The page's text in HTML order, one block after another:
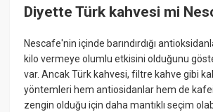
Diyette Türk kahvesi mi
Nescafe'nin içinde barındırdığı
kilo vermeye olumlu etkisini olduğunu
var. Ancak Türk kahvesi, filtre kahve gibi
yöntemleri hem antiosidanlar hem de
zengin olduğu için daha mantıklı seçim